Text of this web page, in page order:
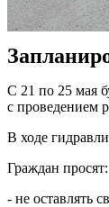
С 21 по 25 мая
с проведением
В ходе
Граждан просят:
- не оставлять